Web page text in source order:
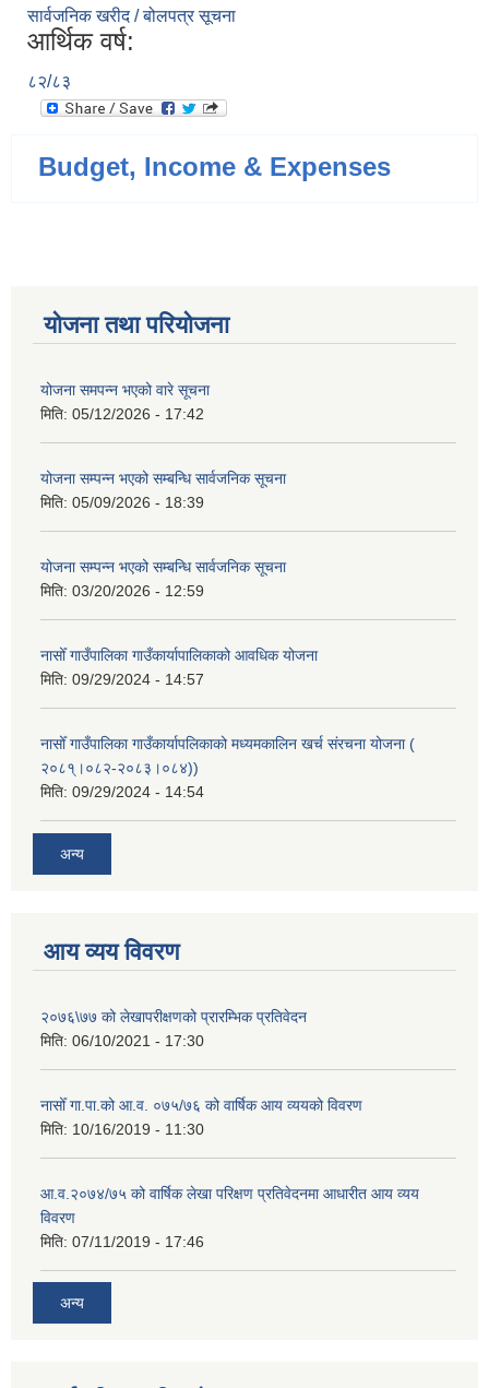
सार्वजनिक खरीद / बोलपत्र सूचना
आर्थिक वर्ष:
८२/८३
Budget, Income & Expenses
योजना तथा परियोजना
योजना समपन्न भएको वारे सूचना
मिति: 05/12/2026 - 17:42
योजना सम्पन्न भएको सम्बन्धि सार्वजनिक सूचना
मिति: 05/09/2026 - 18:39
योजना सम्पन्न भएको सम्बन्धि सार्वजनिक सूचना
मिति: 03/20/2026 - 12:59
नासोँ गाउँपालिका गाउँकार्यापालिकाको आवधिक योजना
मिति: 09/29/2024 - 14:57
नासोँ गाउँपालिका गाउँकार्यापलिकाको मध्यमकालिन खर्च संरचना योजना (
२०८१्।०८२-२०८३।०८४))
मिति: 09/29/2024 - 14:54
अन्य
आय व्यय विवरण
२०७६\७७ को लेखापरीक्षणको प्रारम्भिक प्रतिवेदन
मिति: 06/10/2021 - 17:30
नासोँ गा.पा.को आ.व. ०७५/७६ को वार्षिक आय व्ययको विवरण
मिति: 10/16/2019 - 11:30
आ.व.२०७४/७५ को वार्षिक लेखा परिक्षण प्रतिवेदनमा आधारीत आय व्यय
विवरण
मिति: 07/11/2019 - 17:46
अन्य